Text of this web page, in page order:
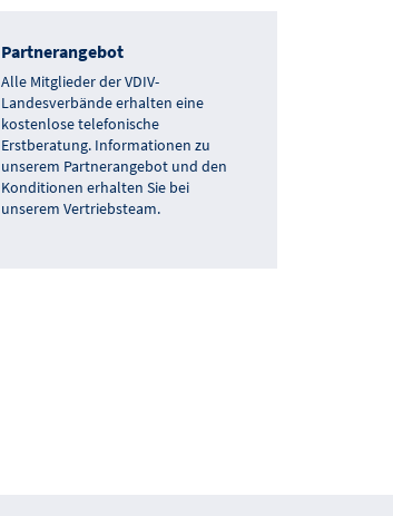
Partnerangebot
Alle Mitglieder der VDIV-
Landesverbände erhalten eine
kostenlose telefonische
Erstberatung. Informationen zu
unserem Partnerangebot und den
Konditionen erhalten Sie bei
unserem Vertriebsteam.